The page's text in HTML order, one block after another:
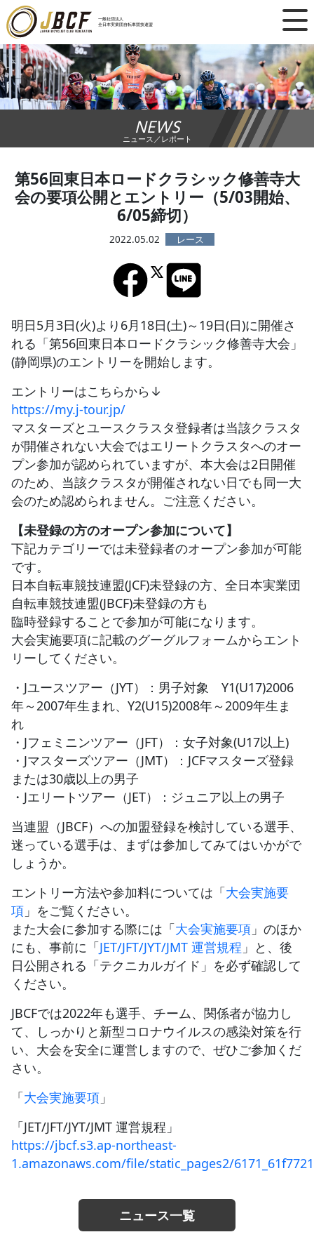
一般社団法人
全日本実業団自転車競技連盟
×
ニュース
レース日程
ランキング
チーム・選手
競技ガイド
加盟・登録
エントリー
JBCF ROAD SERIESとは
NEWS
ニュース／レポート
第56回東日本ロードクラシック修善寺大
会の要項公開とエントリー（5/03開始、
6/05締切）
2022.05.02
明日5月3日(火)より6月18日(土)～19日(日)に開催さ
れる「第56回東日本ロードクラシック修善寺大会」
(静岡県)のエントリーを開始します。
エントリーはこちらから↓
https://my.j-tour.jp/
マスターズとユースクラスタ登録者は当該クラスタ
が開催されない大会ではエリートクラスタへのオー
プン参加が認められていますが、本大会は2日開催
のため、当該クラスタが開催されない日でも同一大
会のため認められません。ご注意ください。
【未登録の方のオープン参加について】
下記カテゴリーでは未登録者のオープン参加が可能
です。
日本自転車競技連盟(JCF)未登録の方、全日本実業団
自転車競技連盟(JBCF)未登録の方も
臨時登録することで参加が可能になります。
大会実施要項に記載のグーグルフォームからエント
リーしてください。
・Jユースツアー（JYT）：男子対象 Y1(U17)2006
年～2007年生まれ、Y2(U15)2008年～2009年生ま
れ
・Jフェミニンツアー（JFT）：女子対象(U17以上)
・Jマスターズツアー（JMT）：JCFマスターズ登録
または30歳以上の男子
・Jエリートツアー（JET）：ジュニア以上の男子
当連盟（JBCF）への加盟登録を検討している選手、
迷っている選手は、まずは参加してみてはいかがで
しょうか。
エントリー方法や参加料については「大会実施要
項 」をご覧ください。
また大会に参加する際には「大会実施要項 」のほか
にも、事前に「JET/JFT/JYT/JMT 運営規程 」と、後
日公開される「テクニカルガイド」を必ず確認して
ください。
JBCFでは2022年も選手、チーム、関係者が協力し
て、しっかりと新型コロナウイルスの感染対策を行
い、大会を安全に運営しますので、ぜひご参加くだ
さい。
「大会実施要項 」
「JET/JFT/JYT/JMT 運営規程」
https://jbcf.s3.ap-northeast-
1.amazonaws.com/file/static_pages2/
ニュース一覧